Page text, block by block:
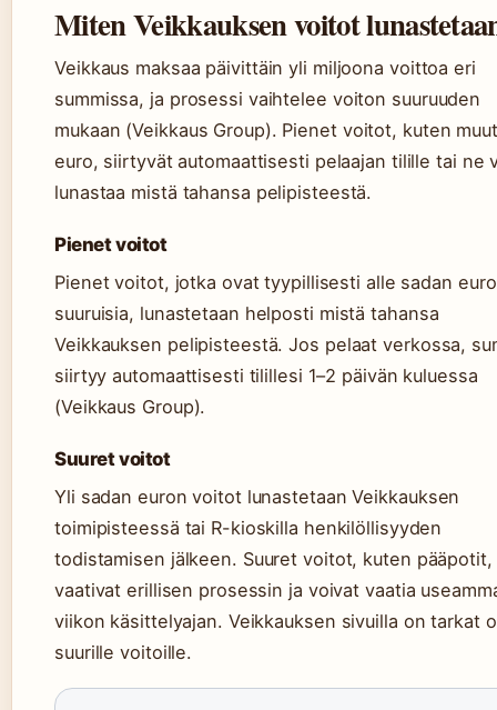
Miten Veikkauksen voitot
Veikkaus maksaa päivittäin yli miljoona voittoa eri
summissa, ja prosessi vaihtelee voiton suuruuden
mukaan (Veikkaus Group). Pienet voitot, kuten
euro, siirtyvät automaattisesti pelaajan tilille tai ne
lunastaa mistä tahansa pelipisteestä.
Pienet voitot
Pienet voitot, jotka ovat tyypillisesti alle sadan
suuruisia, lunastetaan helposti mistä tahansa
Veikkauksen pelipisteestä. Jos pelaat verkossa,
siirtyy automaattisesti tilillesi 1–2 päivän kuluessa
(Veikkaus Group).
Suuret voitot
Yli sadan euron voitot lunastetaan Veikkauksen
toimipisteessä tai R-kioskilla henkilöllisyyden
todistamisen jälkeen. Suuret voitot, kuten pääpotit,
vaativat erillisen prosessin ja voivat vaatia
viikon käsittelyajan. Veikkauksen sivuilla on tarkat
suurille voitoille.